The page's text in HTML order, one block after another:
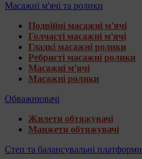
Масажні м'ячі та ролики
Подвійні масажні м'ячі
Голчасті масажні м'ячі
Гладкі масажні ролики
Ребристі масажні ролики
Масажні м'ячі
Масажні ролики
Обважнювачі
Жилети обтяжувачі
Манжети обтяжувачі
Степ та балансувальні платформи